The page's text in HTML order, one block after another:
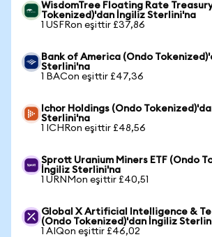
WisdomTree Floating Rate
Tokenized)'dan İngiliz Sterlini'na
1 USFRon eşittir £37,86
Bank of America (Ondo
Sterlini'na
1 BACon eşittir £47,36
Ichor Holdings (Ondo
Sterlini'na
1 ICHRon eşittir £48,56
Sprott Uranium Miners ETF (Ondo
İngiliz Sterlini'na
1 URNMon eşittir £40,51
Global X Artificial Intelligence &
(Ondo Tokenized)'dan İngiliz
1 AIQon eşittir £46,02